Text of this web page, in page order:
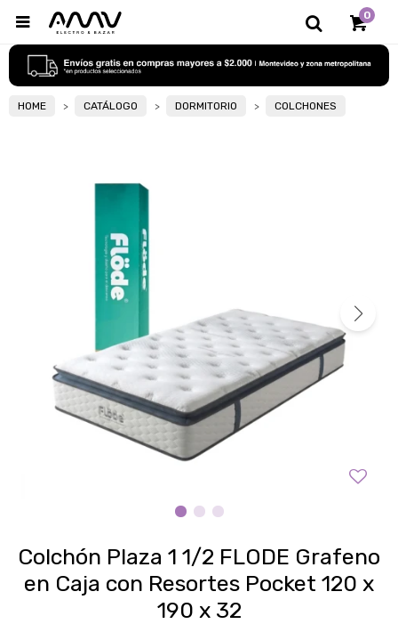
0

HOME CATÁLOGO DORMITORIO COLCHONES
Colchón Plaza 1 1/2 FLODE Grafeno
en Caja con Resortes Pocket 120 x
190 x 32